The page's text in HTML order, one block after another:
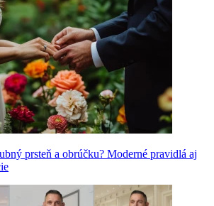
prsteň a obrúčku? Moderné pravidlá aj